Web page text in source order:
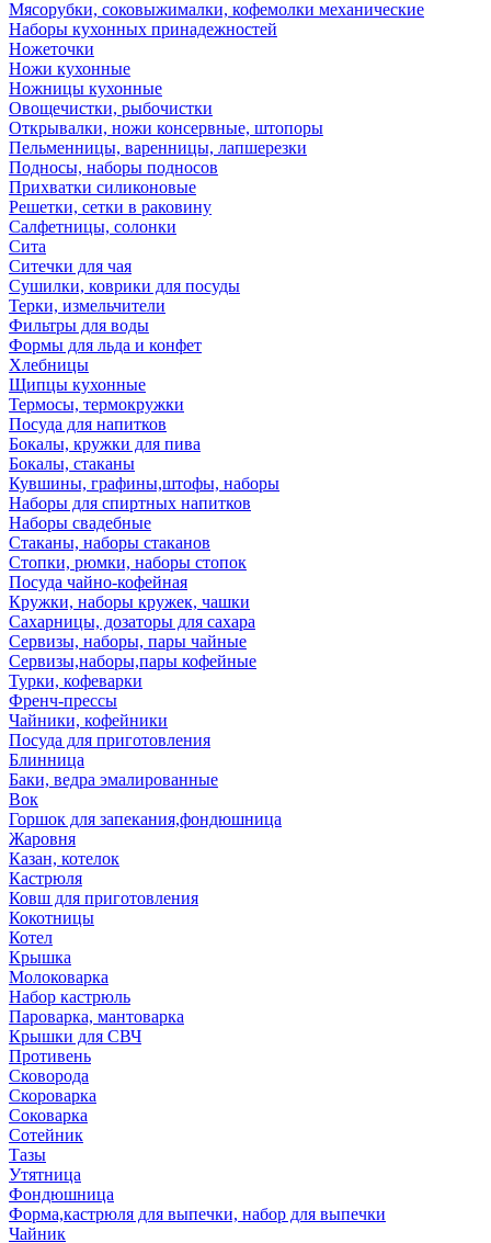
Мясорубки, соковыжималки, кофемолки механические
Наборы кухонных принадежностей
Ножеточки
Ножи кухонные
Ножницы кухонные
Овощечистки, рыбочистки
Открывалки, ножи консервные, штопоры
Пельменницы, варенницы, лапшерезки
Подносы, наборы подносов
Прихватки силиконовые
Решетки, сетки в раковину
Салфетницы, солонки
Сита
Ситечки для чая
Сушилки, коврики для посуды
Терки, измельчители
Фильтры для воды
Формы для льда и конфет
Хлебницы
Щипцы кухонные
Термосы, термокружки
Посуда для напитков
Бокалы, кружки для пива
Бокалы, стаканы
Кувшины, графины,штофы, наборы
Наборы для спиртных напитков
Наборы свадебные
Стаканы, наборы стаканов
Стопки, рюмки, наборы стопок
Посуда чайно-кофейная
Кружки, наборы кружек, чашки
Сахарницы, дозаторы для сахара
Сервизы, наборы, пары чайные
Сервизы,наборы,пары кофейные
Турки, кофеварки
Френч-прессы
Чайники, кофейники
Посуда для приготовления
Блинница
Баки, ведра эмалированные
Вок
Горшок для запекания,фондюшница
Жаровня
Казан, котелок
Кастрюля
Ковш для приготовления
Кокотницы
Котел
Крышка
Молоковарка
Набор кастрюль
Пароварка, мантоварка
Крышки для СВЧ
Противень
Сковорода
Скороварка
Соковарка
Сотейник
Тазы
Утятница
Фондюшница
Форма,кастрюля для выпечки, набор для выпечки
Чайник